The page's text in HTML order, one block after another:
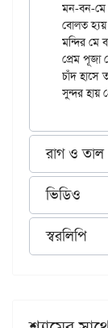
মন-বন-মে
বোলত
মন্দির মে
প্রেম পূজা
চাঁদ হাসে
রাগ ও তাল
ভিডিও
স্বরলিপি